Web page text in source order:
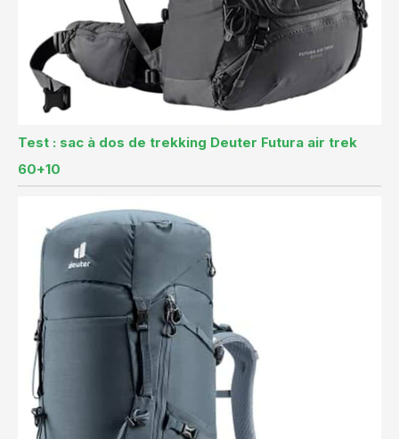
Test : sac à dos de trekking Deuter Futura air trek
60+10